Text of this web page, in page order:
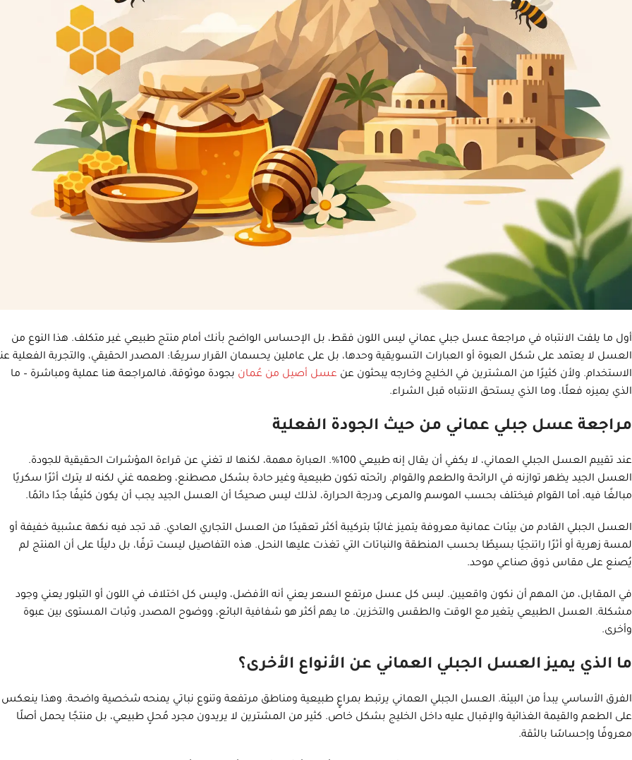
أول ما يلفت الانتباه في مراجعة عسل جبلي عماني ليس اللون فقط، بل الإحساس الواضح بأنك أمام منتج طبيعي غير متكلف. هذا النوع من
العسل لا يعتمد على شكل العبوة أو العبارات التسويقية وحدها، بل على عاملين يحسمان القرار سريعًا: المصدر الحقيقي، والتجربة الفعلية
الاستخدام. ولأن كثيرًا من المشترين في الخليج وخارجه يبحثون عن عسل أصيل من عُمان بجودة موثوقة، فالمراجعة هنا عملية ومباشرة – ما
الذي يميزه فعلًا، وما الذي يستحق الانتباه قبل الشراء.
مراجعة عسل جبلي عماني من حيث الجودة الفعلية
عند تقييم العسل الجبلي العماني، لا يكفي أن يقال إنه طبيعي 100%. العبارة مهمة، لكنها لا تغني عن قراءة المؤشرات الحقيقية للجودة.
العسل الجيد يظهر توازنه في الرائحة والطعم والقوام. رائحته تكون طبيعية وغير حادة بشكل مصطنع، وطعمه غني لكنه لا يترك أثرًا سكريًا
مبالغًا فيه، أما القوام فيختلف بحسب الموسم والمرعى ودرجة الحرارة، لذلك ليس صحيحًا أن العسل الجيد يجب أن يكون كثيفًا جدًا دائمًا.
العسل الجبلي القادم من بيئات عمانية معروفة يتميز غالبًا بتركيبة أكثر تعقيدًا من العسل التجاري العادي. قد تجد فيه نكهة عشبية خفيفة أو
لمسة زهرية أو أثرًا راتنجيًا بسيطًا بحسب المنطقة والنباتات التي تغذت عليها النحل. هذه التفاصيل ليست ترفًا، بل دليلًا على أن المنتج لم
يُصنع على مقاس ذوق صناعي موحد.
في المقابل، من المهم أن نكون واقعيين. ليس كل عسل مرتفع السعر يعني أنه الأفضل، وليس كل اختلاف في اللون أو التبلور يعني وجود
مشكلة. العسل الطبيعي يتغير مع الوقت والطقس والتخزين. ما يهم أكثر هو شفافية البائع، ووضوح المصدر، وثبات المستوى بين عبوة
وأخرى.
ما الذي يميز العسل الجبلي العماني عن الأنواع الأخرى؟
الفرق الأساسي يبدأ من البيئة. العسل الجبلي العماني يرتبط بمراعٍ طبيعية ومناطق مرتفعة وتنوع نباتي يمنحه شخصية واضحة. وهذا ينعكس
على الطعم والقيمة الغذائية والإقبال عليه داخل الخليج بشكل خاص. كثير من المشترين لا يريدون مجرد مُحلٍ طبيعي، بل منتجًا يحمل أصلًا
معروفًا وإحساسًا بالثقة.